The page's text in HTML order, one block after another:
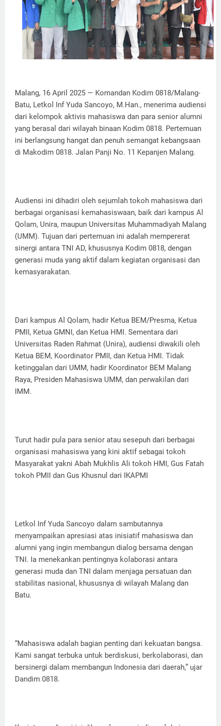
Malang, 16 April 2025 — Komandan Kodim 0818/Malang-
Batu, Letkol Inf Yuda Sancoyo, M.Han., menerima audiensi
dari kelompok aktivis mahasiswa dan para senior alumni
yang berasal dari wilayah binaan Kodim 0818. Pertemuan
ini berlangsung hangat dan penuh semangat kebangsaan
di Makodim 0818. Jalan Panji No. 11 Kepanjen Malang.
Audiensi ini dihadiri oleh sejumlah tokoh mahasiswa dari
berbagai organisasi kemahasiswaan, baik dari kampus Al
Qolam, Unira, maupun Universitas Muhammadiyah Malang
(UMM). Tujuan dari pertemuan ini adalah mempererat
sinergi antara TNI AD, khususnya Kodim 0818, dengan
generasi muda yang aktif dalam kegiatan organisasi dan
kemasyarakatan.
Dari kampus Al Qolam, hadir Ketua BEM/Presma, Ketua
PMII, Ketua GMNI, dan Ketua HMI. Sementara dari
Universitas Raden Rahmat (Unira), audiensi diwakili oleh
Ketua BEM, Koordinator PMII, dan Ketua HMI. Tidak
ketinggalan dari UMM, hadir Koordinator BEM Malang
Raya, Presiden Mahasiswa UMM, dan perwakilan dari
IMM.
Turut hadir pula para senior atau sesepuh dari berbagai
organisasi mahasiswa yang kini aktif sebagai tokoh
Masyarakat yakni Abah Mukhlis Ali tokoh HMI, Gus Fatah
tokoh PMII dan Gus Khusnul dari IKAPMI
Letkol Inf Yuda Sancoyo dalam sambutannya
menyampaikan apresiasi atas inisiatif mahasiswa dan
alumni yang ingin membangun dialog bersama dengan
TNI. Ia menekankan pentingnya kolaborasi antara
generasi muda dan TNI dalam menjaga persatuan dan
stabilitas nasional, khususnya di wilayah Malang dan
Batu.
“Mahasiswa adalah bagian penting dari kekuatan bangsa.
Kami sangat terbuka untuk berdiskusi, berkolaborasi, dan
bersinergi dalam membangun Indonesia dari daerah,” ujar
Dandim 0818.